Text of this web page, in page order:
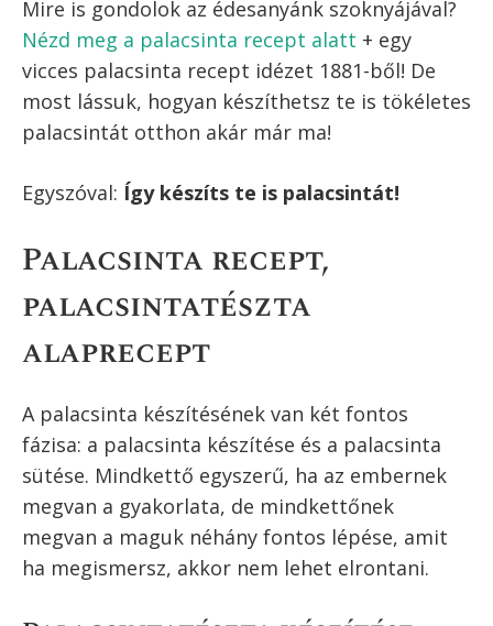
A cikk szerzője:Szilágyi Balázs
Ugrás a recepthez Recept nyomtatása
Hogyan lehet tökéletes palacsintát készíteni?
Egy tökéletes palacsinta recept,
palacsintatészta alaprecept, amit szinte
lehetetlen elrontani. Utána töltheted édesen
vagy sósan, fogyaszthatod hidegen vagy
melegen, vagy akár magában is.
De egyáltalán milyen egy jó palacsinta recept,
háziúrként..?!) nem állunk gyerekkorunkban
naphosszat az édesanyánk vagy nagymamánk
szoknyája mellett, hogy ellessük a palacsinta
készítés minden titkát?!
Mire is gondolok az édesanyánk szoknyájával?